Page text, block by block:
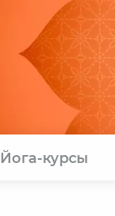
Йога-курсы